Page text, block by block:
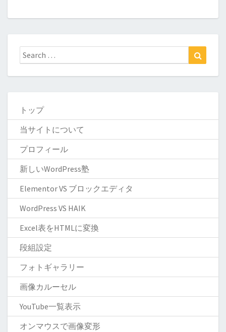
トップ
当サイトについて
プロフィール
新しいWordPress塾
Elementor VS ブロックエディタ
WordPress VS HAIK
Excel表をHTMLに変換
段組設定
フォトギャラリー
画像カルーセル
YouTube一覧表示
オンマウスで画像変形